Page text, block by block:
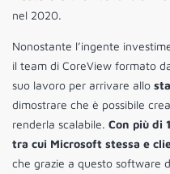
nel 2020.
Nonostante l’ingente
il team di CoreView formato
suo lavoro per arrivare allo
dimostrare che è possibile
renderla scalabile. Con più di
tra cui Microsoft stessa e
che grazie a questo software